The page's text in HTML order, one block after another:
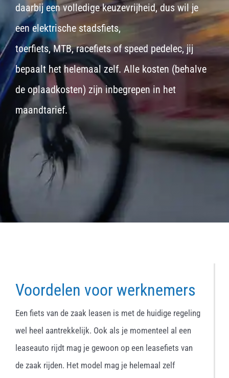
daarbij een volledige keuzevrijheid, dus wil je
eenelektrische stadsfiets,
toerfiets,MTB,racefietsof speed pedelec, jij
bepaalt het helemaal zelf. Alle kosten (behalve
de oplaadkosten) zijn inbegrepen in het
maandtarief.
Voordelen voor werknemers
Een fiets van de zaak leasen is met de huidige regeling
wel heel aantrekkelijk. Ook als je momenteel al een
leaseauto rijdt mag je gewoon op een leasefiets van
de zaak rijden. Het model mag je helemaal zelf